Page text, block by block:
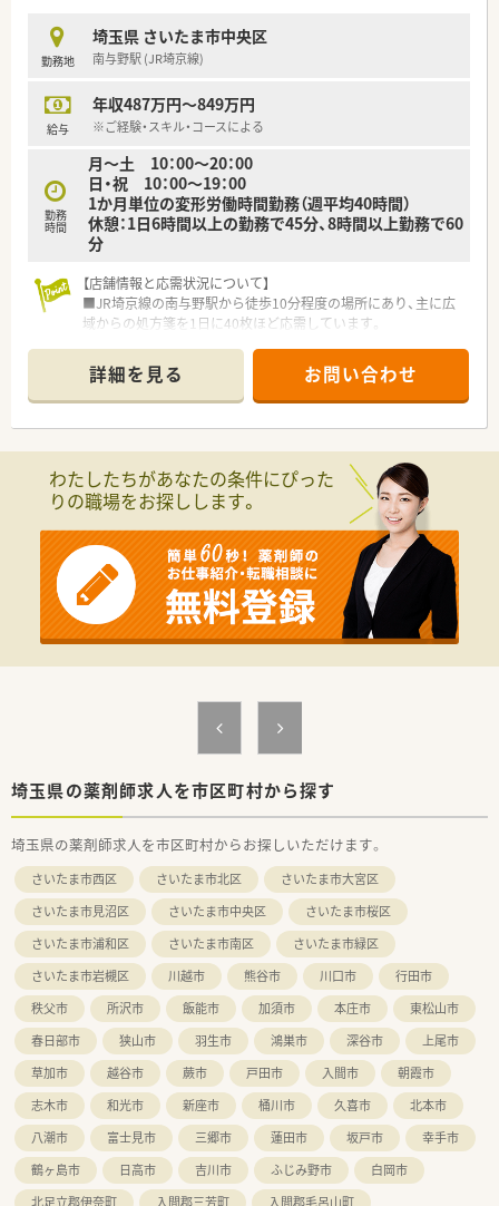
時短勤務ができるよう変更予定です。
■年間休日が120日とワークライフバランスが整っています
■日用品から常備薬まで、従業員割引制度など嬉しいメリットも
勤務地
埼玉県 さいたま市中央区
南与野駅 (JR埼京線)
給与
年収487万円～849万円
※ご経験・スキル・コースによる
勤務
時間
月～土 10：00～20：00
日・祝 10：00～19：00
1か月単位の変形労働時間勤務（週平均40時間）
休憩：1日6時間以上の勤務で45分、8時間以上勤務で60
分
【店舗情報と応需状況について】
■JR埼京線の南与野駅から徒歩10分程度の場所にあり、主に広
域からの処方箋を1日に40枚ほど応需しています。
ながら無理のないペースで日々の業務を行えます。
■ドラッグストア併設店舗として幅広い面処方箋に対応してお
り、様々な疾患や処方内容に触れることが可能です。
■医薬品の開発から製造、販売、ドラッグストア運営までを手掛
ける、日本国内でも稀有な複合型医薬品企業です。
■全国の各エリアを統括する体制を整えており、1,273もの店舗
を通じて地域の健康インフラを目指しています。
■自社工場での製販一貫体制を強みとして、良質な製品をリーズ
ナブルに提供し続けることを理念として掲げています。
【求人情報について】
■正社員として地域に根ざした勤務が可能であり、全国転勤や転
居を伴う異動の心配がなく腰を据えて活躍できます。
■住宅補助手当や扶養手当などの諸手当が非常に充実しており、
■労働組合が存在するため従業員の権利がしっかりと守られて
おり、安心して長期的に就業を継続できる環境です。
■残業は月平均で10時間以下と非常に少なく、サービス残業も
一切なく1分単位で手当が支給される仕組みです。
117日と合わせてしっかりリフレッシュ可能です。
■1人あたりの処方箋処理枚数を1日20枚に設定しているため、
時間に追われることなくゆとりを持って働けます。
詳細を見る お問い合わせ
わたしたちがあなたの条件にぴった
りの職場をお探しします。
埼玉県の薬剤師求人を市区町村から探す
埼玉県の薬剤師求人を市区町村からお探しいただけます。
さいたま市西区 さいたま市北区
さいたま市大宮区
さいたま市見沼区
さいたま市中央区
さいたま市桜区
さいたま市浦和区
さいたま市南区
さいたま市緑区
さいたま市岩槻区
川越市 熊谷市 川口市
行田市
秩父市
所沢市 飯能市 加須市 本庄市
東松山市
春日部市
狭山市 羽生市 鴻巣市 深谷市
上尾市
草加市
越谷市 蕨市 戸田市 入間市
朝霞市
志木市
和光市 新座市 桶川市 久喜市
北本市
八潮市
富士見市 三郷市 蓮田市 坂戸市
幸手市
鶴ヶ島市
日高市 吉川市 ふじみ野市
白岡市
北足立郡伊奈町
入間郡三芳町 入間郡毛呂山町